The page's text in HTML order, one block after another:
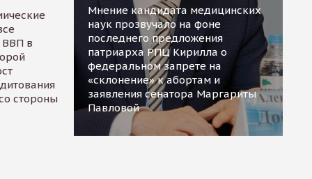
ВВП в
стороны
Мнение кандидата медицинских
наук прозвучало на фоне
последнего предложения
патриарха РПЦ Кирилла о
федеральном запрете на
«склонение» к абортам и
заявления сенатора Маргариты
Павловой